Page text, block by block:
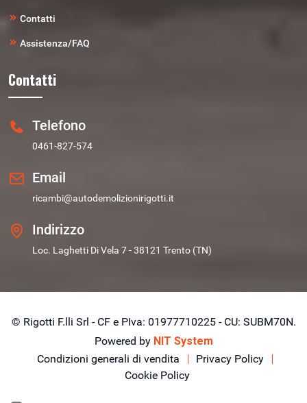
Contatti
Assistenza/FAQ
Contatti
Telefono
0461-827-574
Email
ricambi@autodemolizionirigotti.it
Indirizzo
Loc. Laghetti Di Vela 7 - 38121 Trento (TN)
© Rigotti F.lli Srl - CF e PIva: 01977710225 - CU: SUBM70N.
Powered by NIT System
Condizioni generali di vendita
Privacy Policy
Cookie Policy